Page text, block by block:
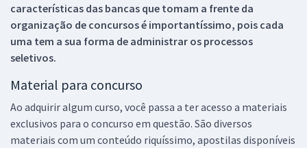
características das bancas que tomam a frente da
organização de concursos é importantíssimo, pois cada
uma tem a sua forma de administrar os processos
seletivos.
Material para concurso
Ao adquirir algum curso, você passa a ter acesso a materiais
exclusivos para o concurso em questão. São diversos
materiais com um conteúdo riquíssimo, apostilas disponíveis